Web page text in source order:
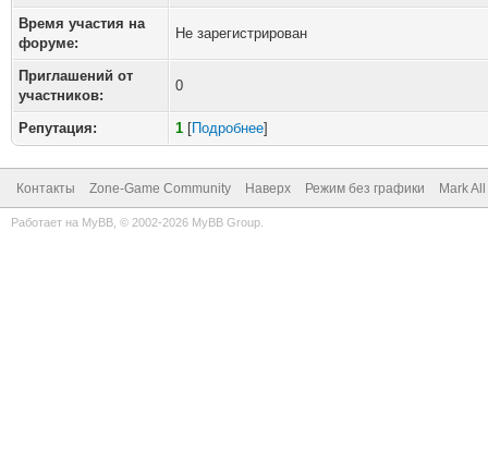
Время участия на
форуме:
Не зарегистрирован
Приглашений от
участников:
0
Репутация: 1 [Подробнее]
Контакты Zone-Game Community Наверх Режим без графики Mark
Работает на MyBB , © 2002-2026 MyBB Group